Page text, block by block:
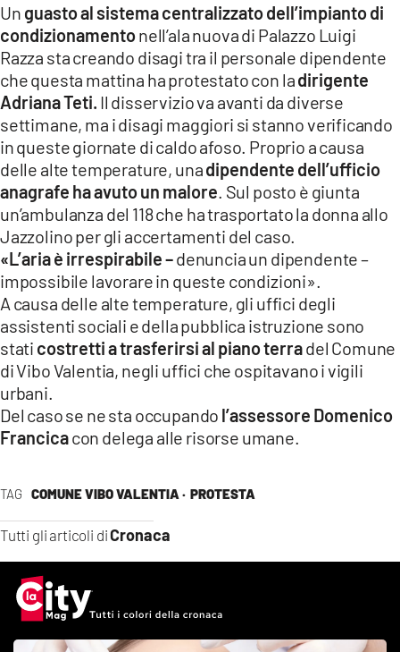
Network
LACPLAY.IT
LACTV.IT
LACONAIR.IT
LACITYMAG.IT
ILREGGINO.IT
COSENZACHANNEL.IT
ILVIBONESE.IT
CATANZAROCHANNEL.IT
LACAPITALENEWS.IT
App
ANDROID
TAG COMUNE VIBO VALENTIA · PROTESTA
Tutti gli articoli diCronaca
Un guasto al sistema centralizzato dell’impianto di
condizionamentonell’ala nuova di Palazzo Luigi
Razza sta creando disagi tra il personale dipendente
che questa mattina ha protestato con ladirigente
Adriana Teti. Il disservizio va avanti da diverse
settimane, ma i disagi maggiori si stanno verificando
in queste giornate di caldo afoso. Proprio a causa
delle alte temperature, unadipendente dell’ufficio
anagrafe ha avuto un malore . Sul posto è giunta
un’ambulanza del 118 che ha trasportato la donna allo
Jazzolino per gli accertamenti del caso.
«L’aria è irrespirabile –denuncia un dipendente –
impossibile lavorare in queste condizioni».
A causa delle alte temperature, gli uffici degli
assistenti sociali e della pubblica istruzione sono
stati costretti a trasferirsi al piano terradel Comune
di Vibo Valentia, negli uffici che ospitavano i vigili
urbani.
Del caso se ne sta occupando l’assessore Domenico
Francicacon delega alle risorse umane.